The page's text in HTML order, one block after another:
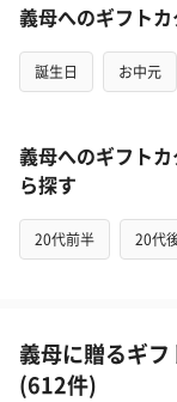
義母へのギフト
誕生日 お中元
義母へのギフト
ら探す
20代前半 20代
義母に贈るギ
(612件)